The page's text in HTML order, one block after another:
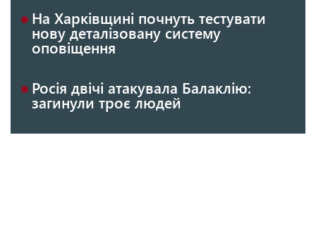
На Харківщині почнуть тестувати
нову деталізовану систему
оповіщення
Росія двічі атакувала Балаклію:
загинули троє людей